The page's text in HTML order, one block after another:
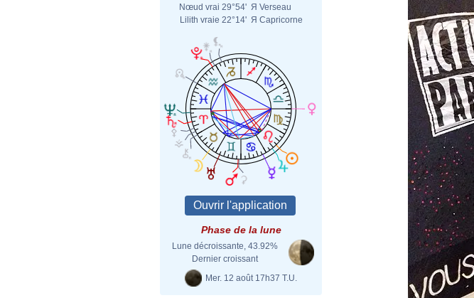
Nœud vrai 29°54' Я Verseau
Lilith vraie 22°14' Я Capricorne
Phase de la lune
Lune décroissante, 43.92%
Dernier croissant
Mer. 12 août 17h37 T.U.